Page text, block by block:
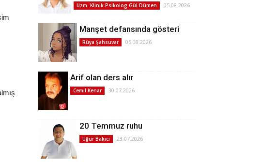
Uzm. Klinik Psikolog Gül Dümen 05.08.2026
Manşet defansında gösteri
Rüya Şahsuvar 05.08.2026
Arif olan ders alır
Cemil Kenar 30.07.2026
20 Temmuz ruhu
Uğur Bakıcı 23.07.2026